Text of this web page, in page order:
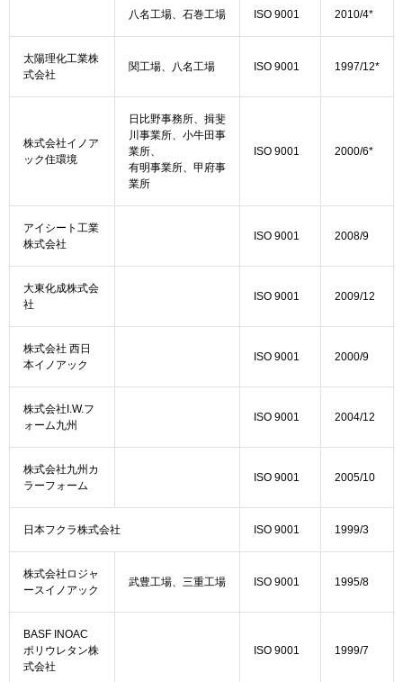
八名工場、石巻工場 ISO 9001 2010/4*
太陽理化工業株
式会社
関工場、八名工場 ISO 9001 1997/12*
株式会社イノア
ック住環境
日比野事務所、揖斐
川事業所、小牛田事
業所、
有明事業所、甲府事
業所
ISO 9001 2000/6*
アイシート工業
株式会社
ISO 9001 2008/9
大東化成株式会
社
ISO 9001 2009/12
株式会社 西日
本イノアック
ISO 9001 2000/9
株式会社I.W.フ
ォーム九州
ISO 9001 2004/12
株式会社九州カ
ラーフォーム
ISO 9001 2005/10
日本フクラ株式会社 ISO 9001 1999/3
株式会社ロジャ
ースイノアック
武豊工場、三重工場 ISO 9001 1995/8
BASF INOAC
ポリウレタン株
式会社
ISO 9001 1999/7